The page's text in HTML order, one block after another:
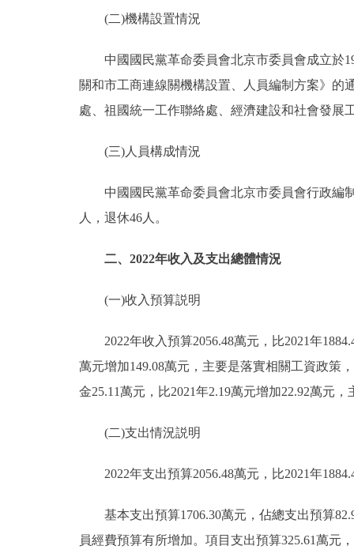
(二)機構設置情況
中國國民黨革命委員會北京市委員會成立於
關和市工商連線關機構設置、人員編制方案》的
處、祖國統一工作聯絡處、經濟建設和社會發展
(三)人員構成情況
中國國民黨革命委員會北京市委員會行政編制
人，退休46人。
二、2022年收入及支出總體情況
(一)收入預算説明
2022年收入預算2056.48萬元，比2021年
萬元增加149.08萬元，主要是落實相關工資政策
金25.11萬元，比2021年2.19萬元增加22.92萬元
(二)支出情況説明
2022年支出預算2056.48萬元，比2021年
基本支出預算1706.30萬元，佔總支出預算
員經費預算有所增加。項目支出預算325.61萬元